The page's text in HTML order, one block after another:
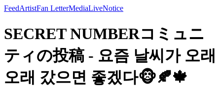
FeedArtistFan LetterMediaLiveNotice
SECRET NUMBERコミュニ
ティの投稿 - 요즘 날씨가 오래
오래 갔으면 좋겠다🐵🍂🍁